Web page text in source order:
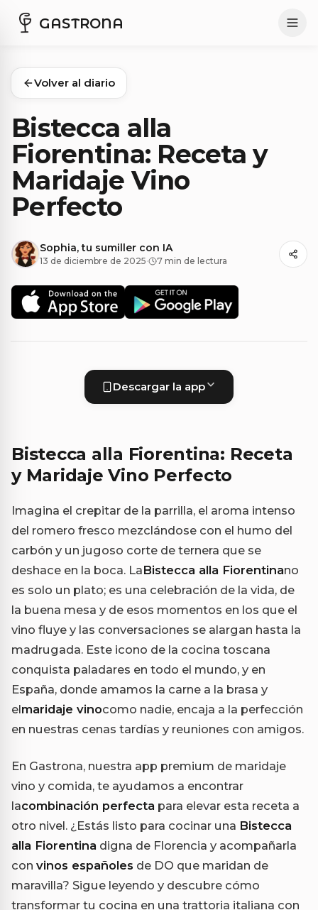
GASTRONA
Volver al diario
Bistecca alla
Fiorentina: Receta y
Maridaje Vino
Perfecto
Sophia, tu sumiller con IA
13 de diciembre de 2025· 7 min de lectura
Descargar la app
Bistecca alla Fiorentina: Receta
y Maridaje Vino Perfecto
Imagina el crepitar de la parrilla, el aroma intenso
del romero fresco mezclándose con el humo del
carbón y un jugoso corte de ternera que se
deshace en la boca. LaBistecca alla Fiorentinano
es solo un plato; es una celebración de la vida, de
la buena mesa y de esos momentos en los que el
vino fluye y las conversaciones se alargan hasta la
madrugada. Este icono de la cocina toscana
conquista paladares en todo el mundo, y en
España, donde amamos la carne a la brasa y
elmaridaje vinocomo nadie, encaja a la perfección
en nuestras cenas tardías y reuniones con amigos.
En Gastrona, nuestra app premium de maridaje
vino y comida, te ayudamos a encontrar
lacombinación perfecta para elevar esta receta a
otro nivel. ¿Estás listo para cocinar una Bistecca
alla Fiorentina digna de Florencia y acompañarla
con vinos españoles de DO que maridan de
maravilla? Sigue leyendo y descubre cómo
transformar tu cocina en una trattoria italiana con